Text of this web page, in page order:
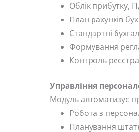
Облік прибутку,
План рахунків
Стандартні
Формування
Контроль
Управління
Модуль автоматизує
Робота з
Планування